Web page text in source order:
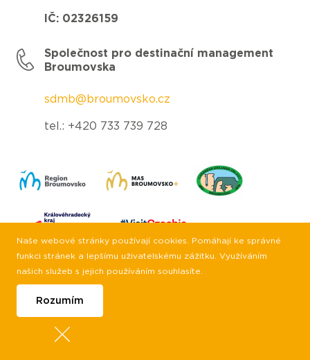
IČ: 02326159
Společnost pro destinační management
Broumovska
sdmb@broumovsko.cz
tel.: +420 733 739 728
Naše webové stránky používají cookies. Pomáhají ke správné
funkci stránek a lepšímu uživatelskému zážitku. Využíváním
našich služeb s jejich používáním souhlasíte.
Rozumím